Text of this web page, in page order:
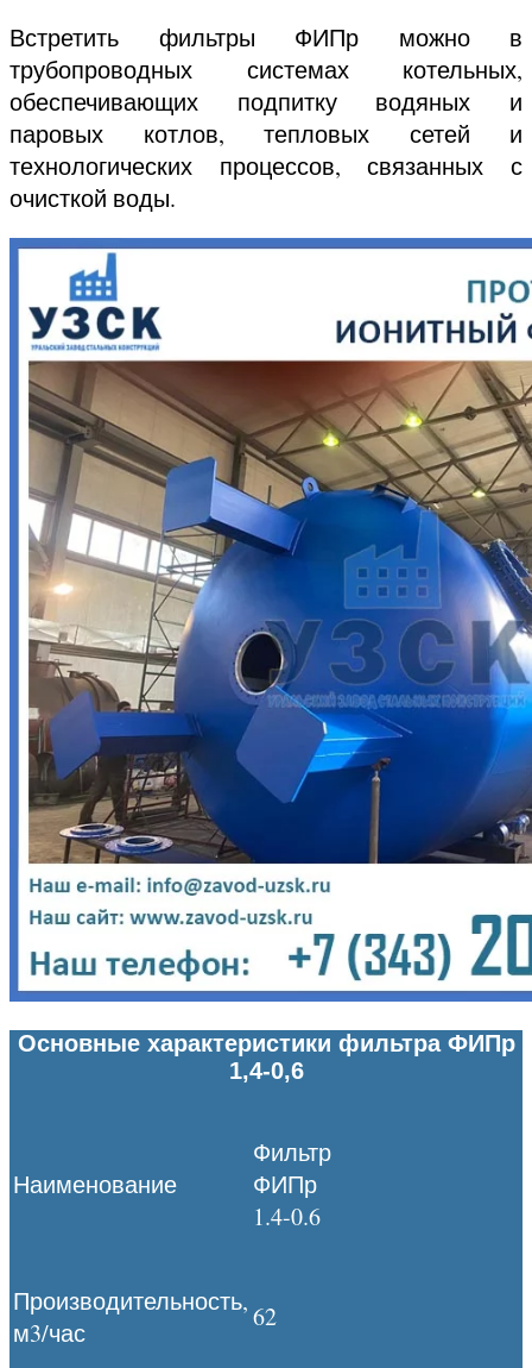
Встретить фильтры ФИПр можно в
трубопроводных системах котельных,
обеспечивающих подпитку водяных и
паровых котлов, тепловых сетей и
технологических процессов, связанных с
очисткой воды.
Основные характеристики фильтра ФИПр
1,4-0,6
Наименование
Фильтр
ФИПр
1.4-0.6
Производительность,
м3/час
62